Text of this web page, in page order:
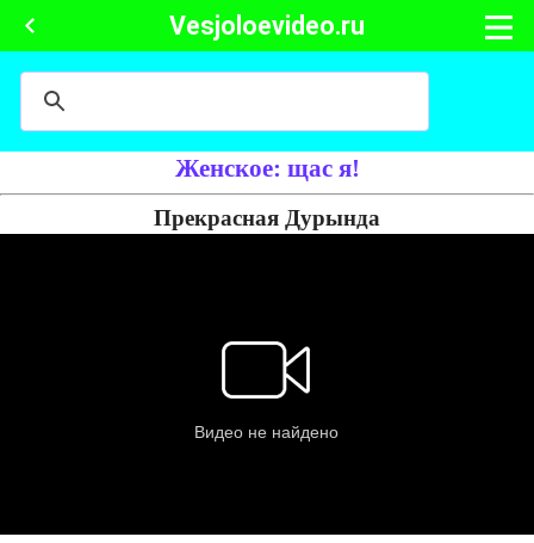
Vesjoloevideo.ru
Женское: щас я!
Прекрасная Дурында